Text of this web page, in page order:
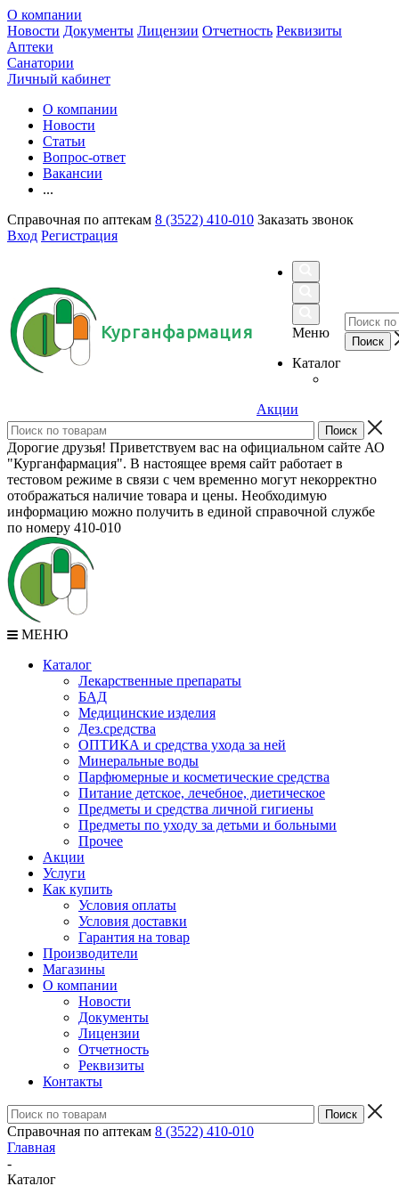
О компании
Новости Документы Лицензии Отчетность Реквизиты
Аптеки
Санатории
Личный кабинет
О компании
Новости
Статьи
Вопрос-ответ
Вакансии
...
Справочная по аптекам 8 (3522) 410-010 Заказать звонок
Вход Регистрация
Курганфармация
Меню
Каталог
Акции
Дорогие друзья! Приветствуем вас на официальном сайте АО
"Курганфармация". В настоящее время сайт работает в
тестовом режиме в связи с чем временно могут некорректно
отображаться наличие товара и цены. Необходимую
информацию можно получить в единой справочной службе
по номеру 410-010
МЕНЮ
Каталог
Лекарственные препараты
БАД
Медицинские изделия
Дез.средства
ОПТИКА и средства ухода за ней
Минеральные воды
Парфюмерные и косметические средства
Питание детское, лечебное, диетическое
Предметы и средства личной гигиены
Предметы по уходу за детьми и больными
Прочее
Акции
Услуги
Как купить
Условия оплаты
Условия доставки
Гарантия на товар
Производители
Магазины
О компании
Новости
Документы
Лицензии
Отчетность
Реквизиты
Контакты
Справочная по аптекам 8 (3522) 410-010
Главная
-
Каталог